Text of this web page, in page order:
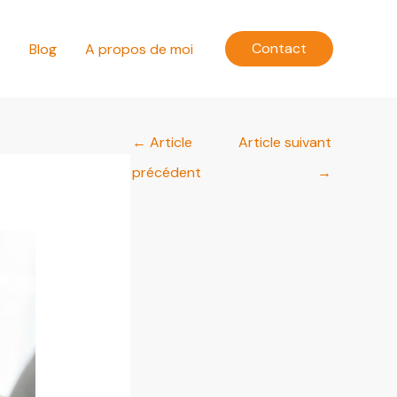
Blog A propos de moi Contact
← Article
précédent
Article suivant
→